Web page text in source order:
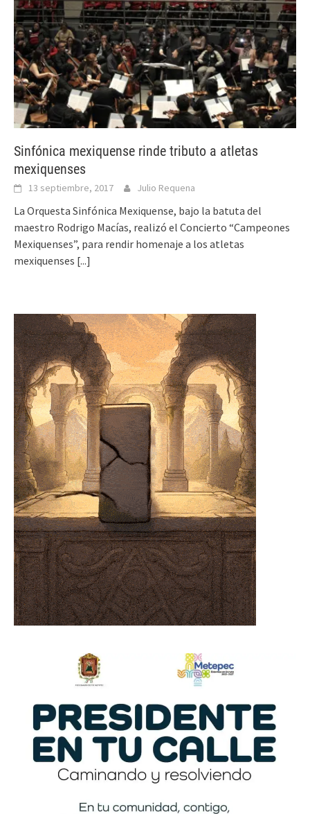
Sinfónica mexiquense rinde tributo a atletas
mexiquenses
13 septiembre, 2017 Julio Requena
La Orquesta Sinfónica Mexiquense, bajo la batuta del
maestro Rodrigo Macías, realizó el Concierto “Campeones
Mexiquenses”, para rendir homenaje a los atletas
mexiquenses [...]